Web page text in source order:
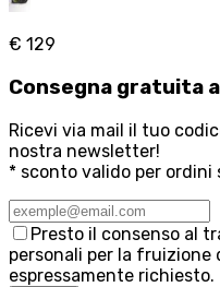
€ 129
Consegna gratuita
Ricevi via mail il tuo
nostra newsletter!
* sconto valido per ordini
Presto il consenso al
personali per la
espressamente richiesto.